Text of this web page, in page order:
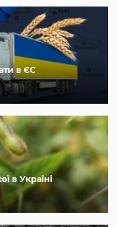
в ЄС
в Україні